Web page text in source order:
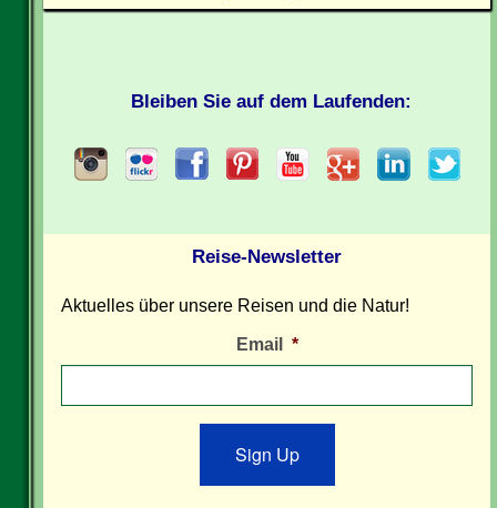
Bleiben Sie auf dem Laufenden:
Reise-Newsletter
Aktuelles über unsere Reisen und die Natur!
Email *
Sign Up